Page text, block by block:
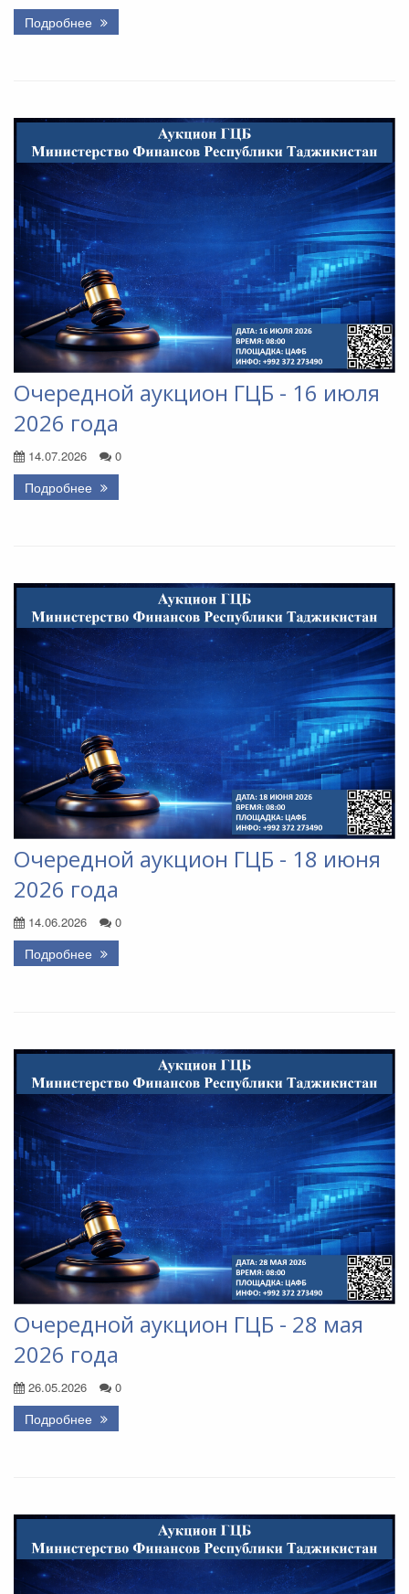
Подробнее
Очередной аукцион ГЦБ - 16 июля
2026 года
14.07.2026 0
Подробнее
Очередной аукцион ГЦБ - 18 июня
2026 года
14.06.2026 0
Подробнее
Очередной аукцион ГЦБ - 28 мая
2026 года
26.05.2026 0
Подробнее